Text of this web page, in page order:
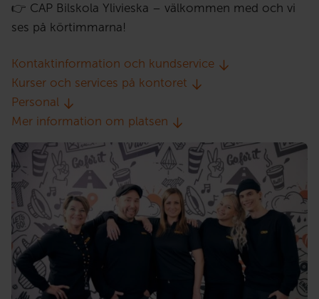
👉 CAP Bilskola Ylivieska – välkommen med och vi
ses på körtimmarna!
Kontaktinformation och kundservice
Kurser och services på kontoret
Personal
Mer information om platsen